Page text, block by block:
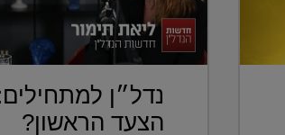
נדל״ן
הצעד הראשון?